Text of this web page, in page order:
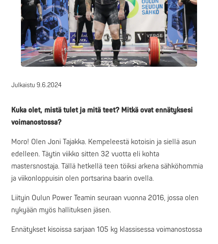
Julkaistu 9.6.2024
Kuka olet, mistä tulet ja mitä teet? Mitkä ovat ennätyksesi
voimanostossa?
Moro! Olen Joni Tajakka. Kempeleestä kotoisin ja siellä asun
edelleen. Täytin viikko sitten 32 vuotta eli kohta
mastersnostaja. Tällä hetkellä teen töiksi arkena sähköhommia
ja viikonloppuisin olen portsarina baarin ovella.
Liityin Oulun Power Teamin seuraan vuonna 2016, jossa olen
nykyään myös hallituksen jäsen.
Ennätykset kisoissa sarjaan 105 kg klassisessa voimanostossa